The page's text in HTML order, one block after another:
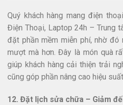
Quý khách hàng mang điện
Điện Thoại, Laptop 24h – Trung
đặt phần mềm miễn phí, nhờ
mượt mà hơn. Đây là món quà
giúp khách hàng cải thiện trải
cũng góp phần nâng cao hiệu
12. Đặt lịch sửa chữa – Giảm